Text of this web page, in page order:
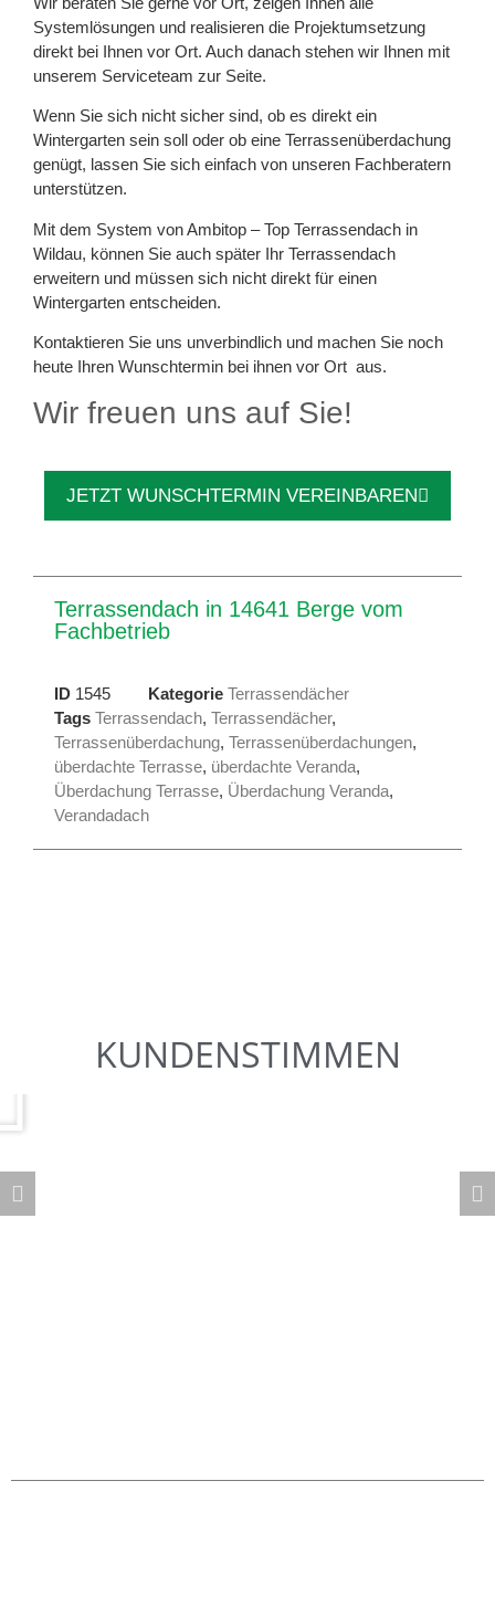
Systemlösungen und realisieren die Projektumsetzung
direkt bei Ihnen vor Ort. Auch danach stehen wir Ihnen mit
unserem Serviceteam zur Seite.
Wenn Sie sich nicht sicher sind, ob es direkt ein
Wintergarten sein soll oder ob eine Terrassenüberdachung
genügt, lassen Sie sich einfach von unseren Fachberatern
unterstützen.
Mit dem System von Ambitop – Top Terrassendach in
Wildau, können Sie auch später Ihr Terrassendach
erweitern und müssen sich nicht direkt für einen
Wintergarten entscheiden.
Kontaktieren Sie uns unverbindlich und machen Sie noch
heute Ihren Wunschtermin bei ihnen vor Ort aus.
Wir freuen uns auf Sie!
JETZT WUNSCHTERMIN VEREINBAREN
Terrassendach in 14641 Berge vom
Fachbetrieb
ID 1545 Kategorie Terrassendächer
Tags Terrassendach, Terrassendächer,
Terrassenüberdachung, Terrassenüberdachungen,
überdachte Terrasse, überdachte Veranda,
Überdachung Terrasse, Überdachung Veranda,
Verandadach
KUNDENSTIMMEN